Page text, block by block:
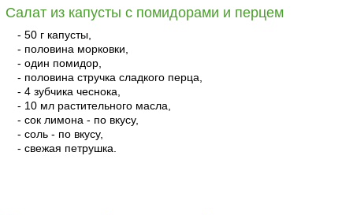
Салат из капусты с помидорами и перцем
- 50 г капусты,
- половина морковки,
- один помидор,
- половина стручка сладкого перца,
- 4 зубчика чеснока,
- 10 мл растительного масла,
- сок лимона - по вкусу,
- соль - по вкусу,
- свежая петрушка.